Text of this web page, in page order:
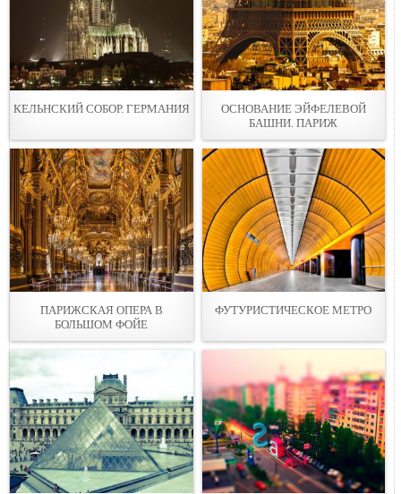
КЕЛЬНСКИЙ СОБОР. ГЕРМАНИЯ
ОСНОВАНИЕ ЭЙФЕЛЕВОЙ
БАШНИ. ПАРИЖ
ПАРИЖСКАЯ ОПЕРА В
БОЛЬШОМ ФОЙЕ
ФУТУРИСТИЧЕСКОЕ МЕТРО